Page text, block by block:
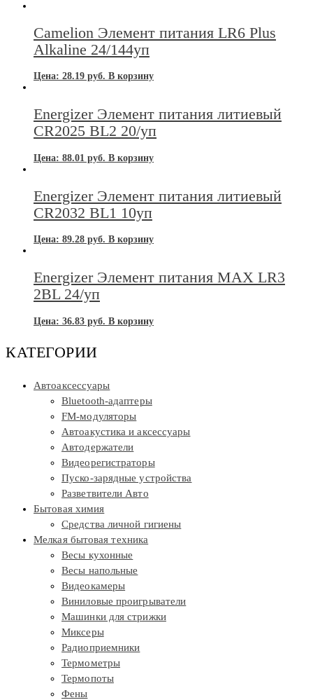
Camelion Элемент питания LR6 Plus
Alkaline 24/144уп
Цена: 28.19 руб. В корзину
Energizer Элемент питания литиевый
CR2025 BL2 20/уп
Цена: 88.01 руб. В корзину
Energizer Элемент питания литиевый
CR2032 BL1 10уп
Цена: 89.28 руб. В корзину
Energizer Элемент питания MAX LR3
2BL 24/уп
Цена: 36.83 руб. В корзину
КАТЕГОРИИ
Автоаксессуары
Bluetooth-адаптеры
FM-модуляторы
Автоакустика и аксессуары
Автодержатели
Видеорегистраторы
Пуско-зарядные устройства
Разветвители Авто
Бытовая химия
Средства личной гигиены
Мелкая бытовая техника
Весы кухонные
Весы напольные
Видеокамеры
Виниловые проигрыватели
Машинки для стрижки
Миксеры
Радиоприемники
Термометры
Термопоты
Фены